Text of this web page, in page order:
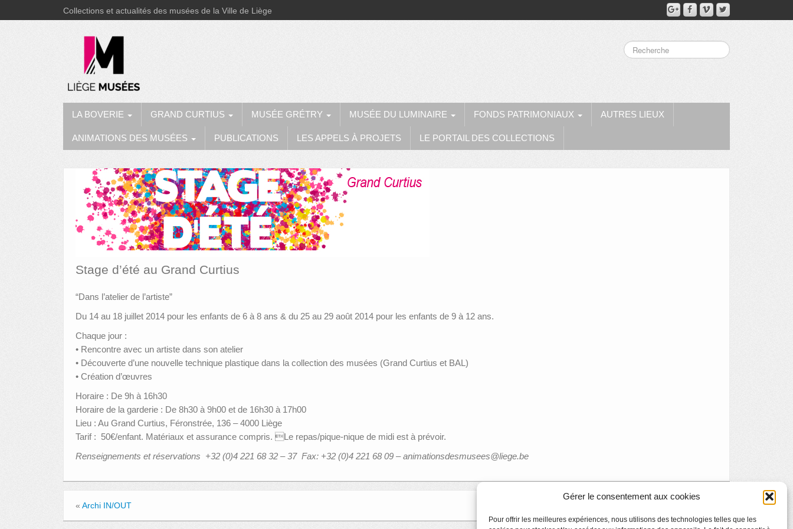
Gérer le consentement aux cookies
Pour offrir les meilleures expériences, nous utilisons des technologies telles que les
Collections et actualités des musées de la Ville de Liège
LA BOVERIE GRAND CURTIUS MUSÉE GRÉTRY MUSÉE DU LUMINAIRE FONDS PATRIMONIAUX AUTRES LIEUX
ANIMATIONS DES MUSÉES PUBLICATIONS LES APPELS À PROJETS LE PORTAIL DES COLLECTIONS
Stage d’été au Grand Curtius
“Dans l’atelier de l’artiste”
Du 14 au 18 juillet 2014 pour les enfants de 6 à 8 ans & du 25 au 29 août 2014 pour les enfants de 9 à 12 ans.
Chaque jour :
• Rencontre avec un artiste dans son atelier
• Découverte d’une nouvelle technique plastique dans la collection des musées (Grand Curtius et BAL)
• Création d’œuvres
Horaire : De 9h à 16h30
Horaire de la garderie : De 8h30 à 9h00 et de 16h30 à 17h00
Lieu : Au Grand Curtius, Féronstrée, 136 – 4000 Liège
Tarif : 50€/enfant. Matériaux et assurance compris. Le repas/pique-nique de midi est à prévoir.
Renseignements et réservations +32 (0)4 221 68 32 – 37 Fax: +32 (0)4 221 68 09 – animationsdesmusees@liege.be
« Archi IN/OUT